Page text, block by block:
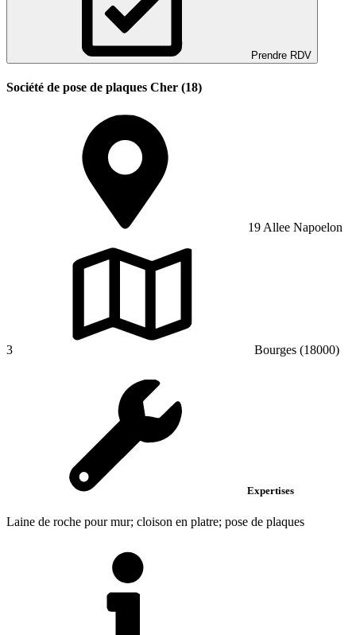
Prendre RDV
Société de pose de plaques Cher (18)
19 Allee Napoelon
3 Bourges (18000)
Expertises
Laine de roche pour mur; cloison en platre; pose de plaques